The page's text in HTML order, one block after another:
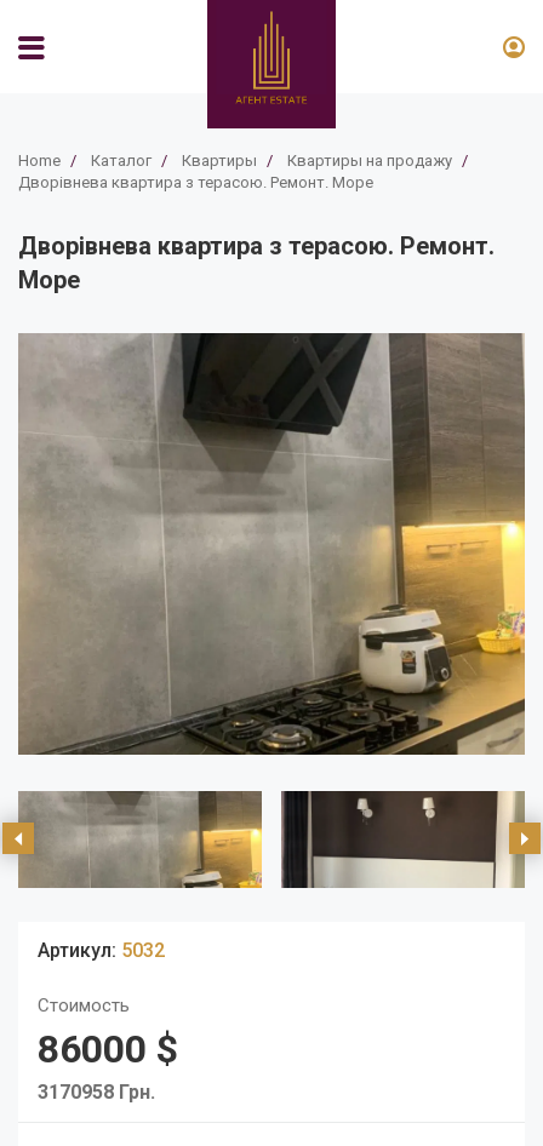
Home / Каталог / Квартиры / Квартиры на продажу /
Дворівнева квартира з терасою. Ремонт. Море
Дворівнева квартира з терасою. Ремонт.
Море
Артикул: 5032
Стоимость
86000 $
3170958 Грн.